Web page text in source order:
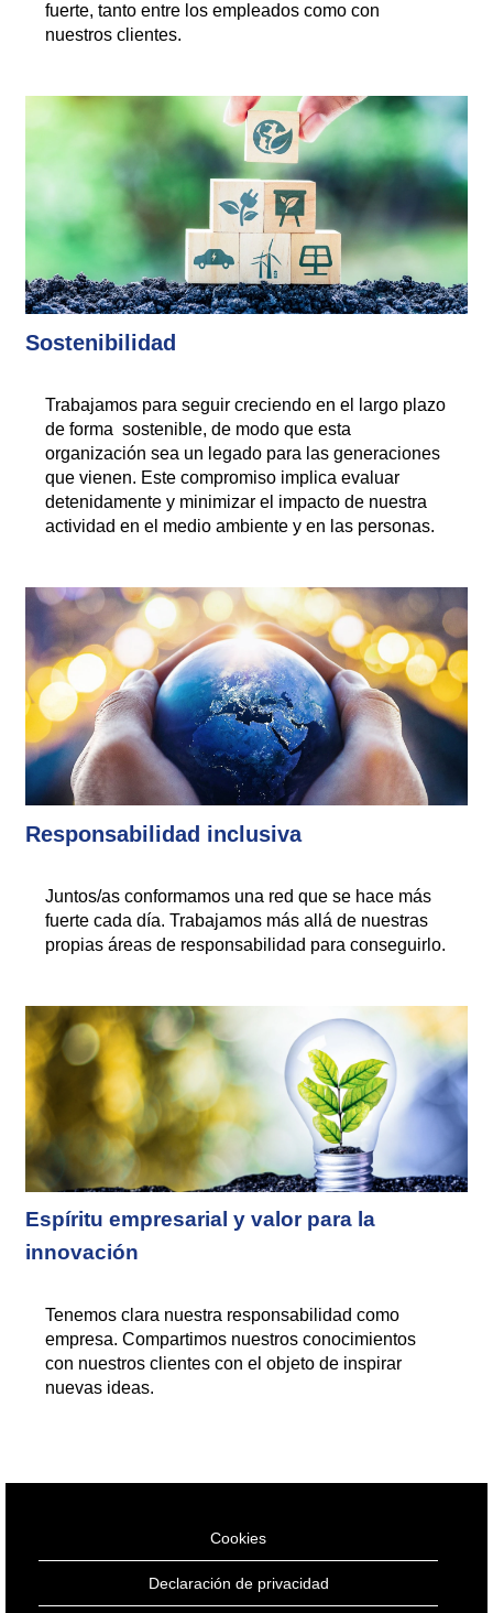
fuerte, tanto entre los empleados como con
nuestros clientes.
Sostenibilidad
Trabajamos para seguir creciendo en el largo plazo
de forma sostenible, de modo que esta
organización sea un legado para las generaciones
que vienen. Este compromiso implica evaluar
detenidamente y minimizar el impacto de nuestra
actividad en el medio ambiente y en las personas.
Responsabilidad inclusiva
Juntos/as conformamos una red que se hace más
fuerte cada día. Trabajamos más allá de nuestras
propias áreas de responsabilidad para conseguirlo.
Espíritu empresarial y valor para la
innovación
Tenemos clara nuestra responsabilidad como
empresa. Compartimos nuestros conocimientos
con nuestros clientes con el objeto de inspirar
nuevas ideas.
Cookies
Declaración de privacidad